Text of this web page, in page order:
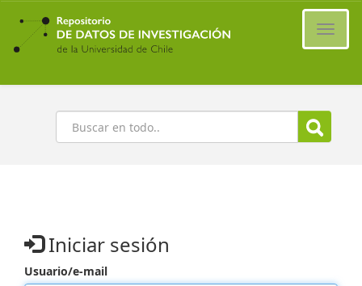
Ir
contenido
principal
Buscar
Iniciar sesión
Usuario/e-mail